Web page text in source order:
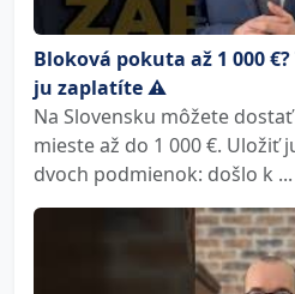
Bloková pokuta až 1 000
ju zaplatíte ⚠️
Na Slovensku môžete
mieste až do 1 000 €. Uložiť
dvoch podmienok: došlo k ...